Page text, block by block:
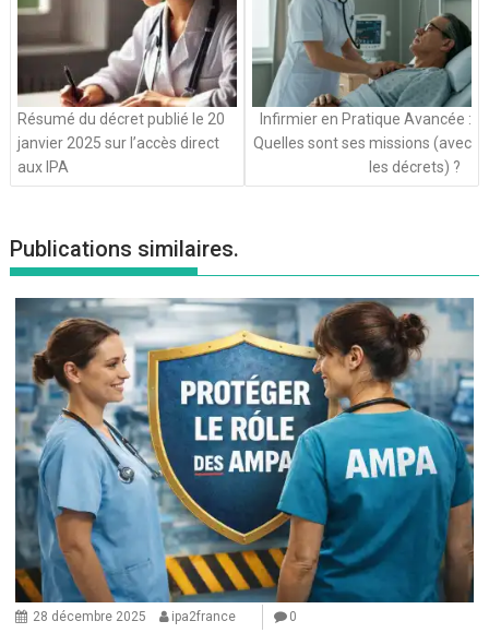
Résumé du décret publié le 20
janvier 2025 sur l’accès direct
aux IPA
Infirmier en Pratique Avancée :
Quelles sont ses missions (avec
les décrets) ?
Publications similaires.
28 décembre 2025 ipa2france 0